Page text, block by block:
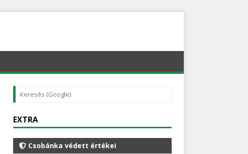
EXTRA
Csobánka védett értékei